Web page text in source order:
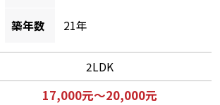
築年数 21年
2LDK
17,000元～20,000元